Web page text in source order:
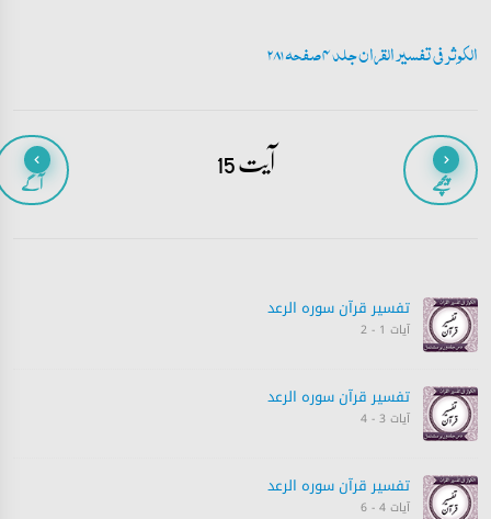
الکوثر فی تفسیر القران جلد 4 صفحہ 281
پیچھے آیت 15 آگے
تفسیر قرآن سورہ ‎الرعد
آیات 1 - 2
تفسیر قرآن سورہ ‎الرعد
آیات 3 - 4
تفسیر قرآن سورہ ‎الرعد
آیات 4 - 6